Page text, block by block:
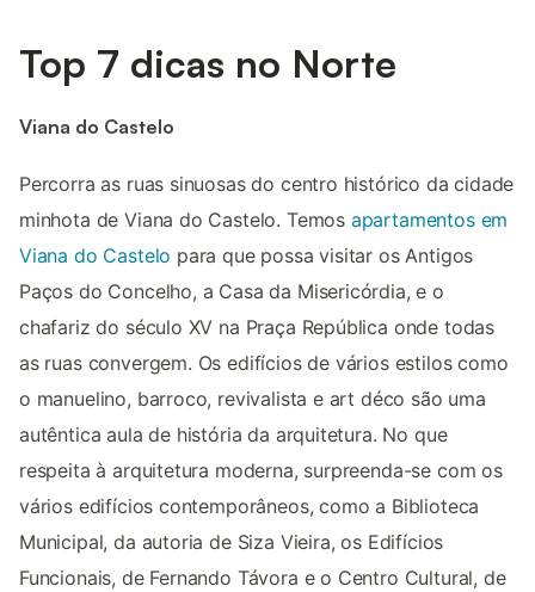
Top 7 dicas no Norte
Viana do Castelo
Percorra as ruas sinuosas do centro histórico da cidade
minhota de Viana do Castelo. Temos apartamentos em
Viana do Castelo para que possa visitar os Antigos
Paços do Concelho, a Casa da Misericórdia, e o
chafariz do século XV na Praça República onde todas
as ruas convergem. Os edifícios de vários estilos como
o manuelino, barroco, revivalista e art déco são uma
autêntica aula de história da arquitetura. No que
respeita à arquitetura moderna, surpreenda-se com os
vários edifícios contemporâneos, como a Biblioteca
Municipal, da autoria de Siza Vieira, os Edifícios
Funcionais, de Fernando Távora e o Centro Cultural, de